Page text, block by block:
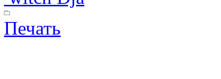
Печать